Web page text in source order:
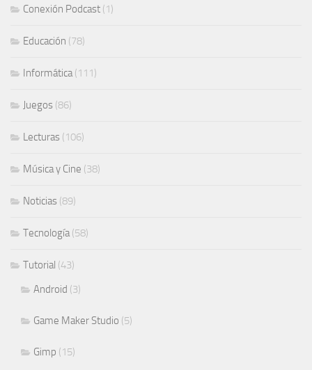
Conexión Podcast (1)
Educación (78)
Informática(111)
Juegos (86)
Lecturas (106)
Música y Cine (38)
Noticias (89)
Tecnología(58)
Tutorial (43)
Android (3)
Game Maker Studio (5)
Gimp (15)